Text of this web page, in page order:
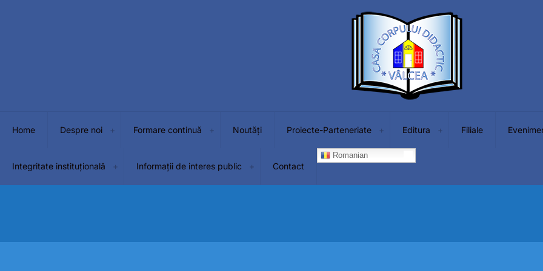
Home Despre noi Formare continuă Noutăți Proiecte-Parteneriate Editura Filiale
Integritate instituțională Informații de interes public Contact
Romanian